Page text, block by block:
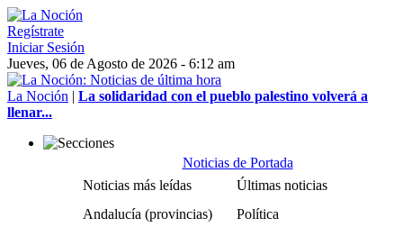
Regístrate
Iniciar Sesión
Jueves, 06 de Agosto de 2026 - 6:12 am
La Noción | La solidaridad con el pueblo palestino volverá a
llenar...
Noticias de Portada
Noticias más leídas
Últimas noticias
Andalucía (provincias)
Política